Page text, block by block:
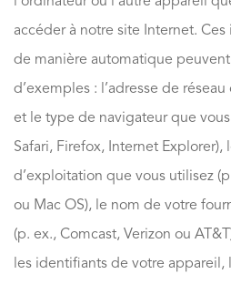
accéder à notre site Internet.
de manière automatique
d’exemples : l’adresse de
et le type de navigateur que
Safari, Firefox, Internet Explorer),
d’exploitation que vous utilisez
ou Mac OS), le nom de votre
(p. ex., Comcast, Verizon ou
les identifiants de votre appareil,